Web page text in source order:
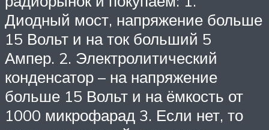
Диодный мост, напряжение больше
15 Вольт и на ток больший 5
Ампер. 2. Электролитический
конденсатор – на напряжение
больше 15 Вольт и на ёмкость от
1000 микрофарад 3. Если нет, то